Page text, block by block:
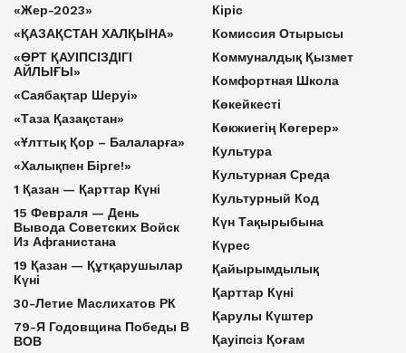
«Жер-2023»
«ҚАЗАҚСТАН ХАЛҚЫНА»
«ӨРТ ҚАУІПСІЗДІГІ
АЙЛЫҒЫ»
«Саябақтар Шеруі»
«Таза Қазақстан»
«Ұлттық Қор – Балаларға»
«Халықпен Бірге!»
1 Қазан — Қарттар Күні
15 Февраля — День
Вывода Советских Войск
Из Афганистана
19 Қазан — Құтқарушылар
Күні
30-Летие Маслихатов РК
79-Я Годовщина Победы В
ВОВ
Кіріс
Комиссия Отырысы
Коммуналдық Қызмет
Комфортная Школа
Көкейкесті
Көкжиегің Көгерер»
Культура
Культурная Среда
Культурный Код
Күн Тақырыбына
Күрес
Қайырымдылық
Қарттар Күні
Қарулы Күштер
Қауіпсіз Қоғам